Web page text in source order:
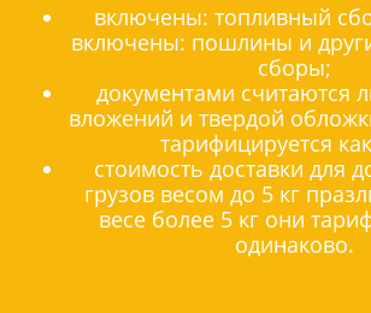
включены: топливный
включены: пошлины и
сборы;
документами считаются
вложений и твердой
тарифицируется
стоимость доставки для
грузов весом до 5 кг
весе более 5 кг они
одинаково.